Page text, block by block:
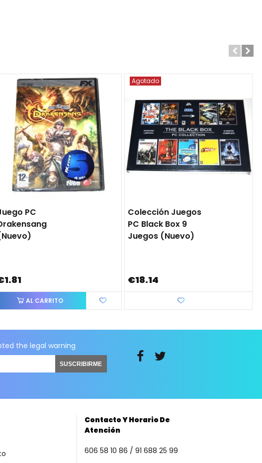
PC
AL CARRITO
Agotado
Colección Juegos
PC Black Box 9
Juegos (nuevo)
€18.14
thelegal warning
SUSCRIBIRME
Contacto Y Horario De
Atención
606 58 10 86 / 91 688 25 99